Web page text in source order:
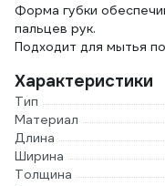
Форма губки
пальцев рук.
Подходит для мытья
Характеристики
Тип
Материал
Длина
Ширина
Толщина